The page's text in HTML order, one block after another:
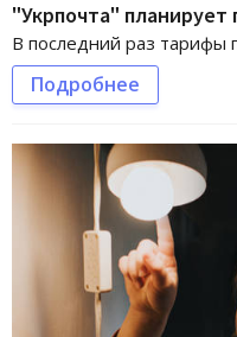
"Укрпочта"
В последний раз
Подробнее